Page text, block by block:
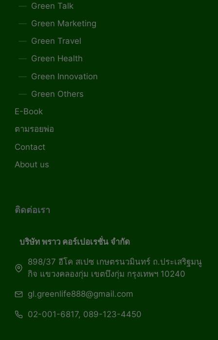
Green Talk
Green Marketing
Green Travel
Green Health
Green Innovation
Green Others
E-Book
ตามรอยพ่อ
Contact
About us
ติดต่อเรา
บริษัท พราว คอร์เปอเรชั่น จำกัด
898/37 อีโค สเปซ เกษตรนวมินทร์ ถ.ประเสริฐมนู
กิจ แขวงคลองกุ่ม เขตบึงกุ่ม กรุงเทพฯ 10240
gl.greenlife888@gmail.com
02-001-6817, 089-123-4450